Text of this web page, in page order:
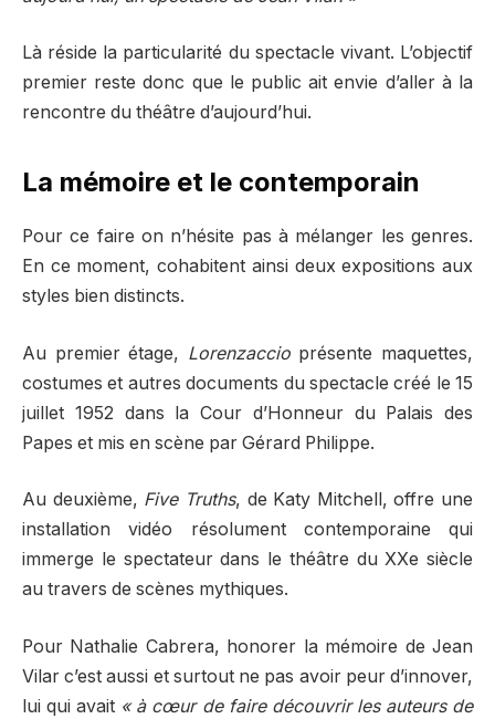
Là réside la particularité du spectacle vivant. L’objectif
premier reste donc que le public ait envie d’aller à la
rencontre du théâtre d’aujourd’hui.
La mémoire et le contemporain
Pour ce faire on n’hésite pas à mélanger les genres.
En ce moment, cohabitent ainsi deux expositions aux
styles bien distincts.
Au premier étage, Lorenzaccioprésente maquettes,
costumes et autres documents du spectacle créé le 15
juillet 1952 dans la Cour d’Honneur du Palais des
Papes et mis en scène par Gérard Philippe.
Au deuxième, Five Truths, de Katy Mitchell, offre une
installation vidéo résolument contemporaine qui
immerge le spectateur dans le théâtre du XXe siècle
au travers de scènes mythiques.
Pour Nathalie Cabrera, honorer la mémoire de Jean
Vilar c’est aussi et surtout ne pas avoir peur d’innover,
lui qui avait « à cœur de faire découvrir les auteurs de